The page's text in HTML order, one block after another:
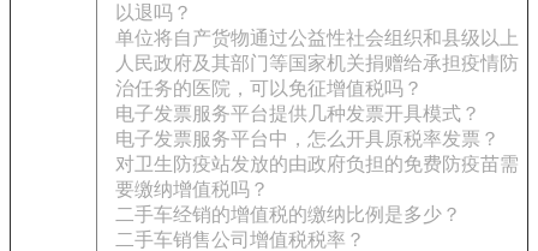
以退吗？
单位将自产货物通过公益性社会组织和县级以上
人民政府及其部门等国家机关捐赠给承担疫情防
治任务的医院，可以免征增值税吗？
电子发票服务平台提供几种发票开具模式？
电子发票服务平台中，怎么开具原税率发票？
对卫生防疫站发放的由政府负担的免费防疫苗需
要缴纳增值税吗？
二手车经销的增值税的缴纳比例是多少？
二手车销售公司增值税税率？